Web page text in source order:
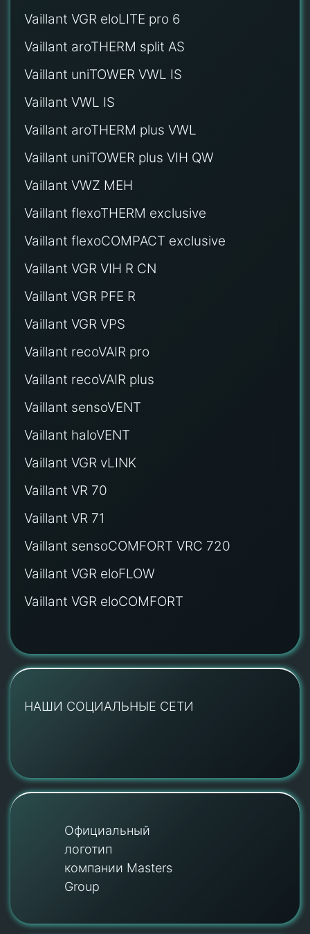
Vaillant VGR eloLITE pro 6
Vaillant aroTHERM split AS
Vaillant uniTOWER VWL IS
Vaillant VWL IS
Vaillant aroTHERM plus VWL
Vaillant uniTOWER plus VIH QW
Vaillant VWZ MEH
Vaillant flexoTHERM exclusive
Vaillant flexoCOMPACT exclusive
Vaillant VGR VIH R CN
Vaillant VGR PFE R
Vaillant VGR VPS
Vaillant recoVAIR pro
Vaillant recoVAIR plus
Vaillant sensoVENT
Vaillant haloVENT
Vaillant VGR vLINK
Vaillant VR 70
Vaillant VR 71
Vaillant sensoCOMFORT VRC 720
Vaillant VGR eloFLOW
Vaillant VGR eloCOMFORT
НАШИ СОЦИАЛЬНЫЕ СЕТИ
Официальный
логотип
компании Masters
Group